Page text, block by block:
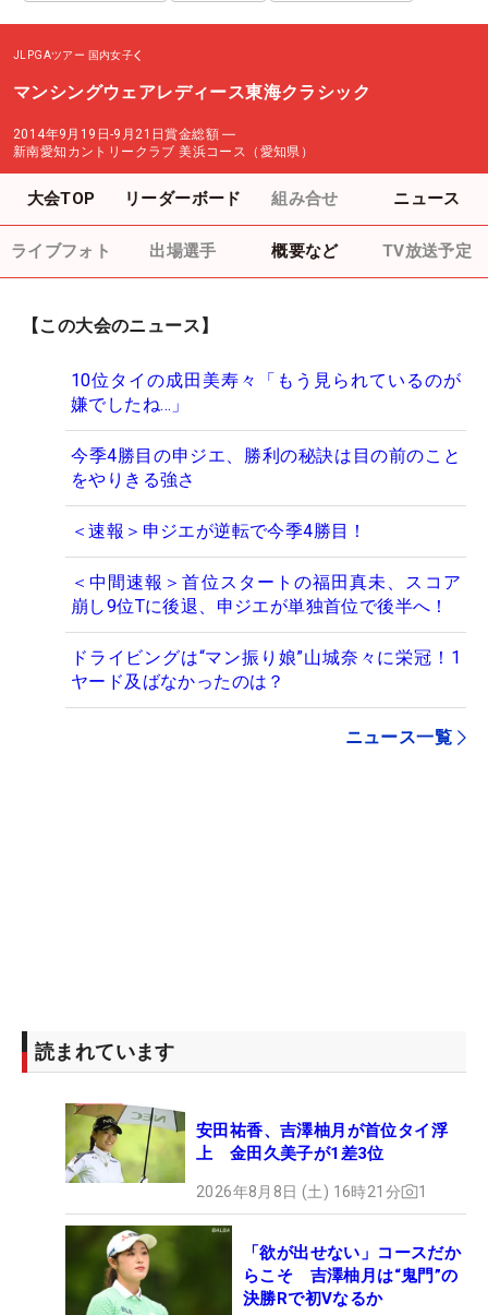
JLPGAツアー 国内女子
マンシングウェアレディース東海クラシック
2014年9月19日-9月21日賞金総額 ―
新南愛知カントリークラブ 美浜コース（愛知県）
大会TOP リーダーボード 組み合せ ニュース
ライブフォト 出場選手 概要など TV放送予定
【この大会のニュース】
10位タイの成田美寿々「もう見られているのが
嫌でしたね…」
今季4勝目の申ジエ、勝利の秘訣は目の前のこと
をやりきる強さ
＜速報＞申ジエが逆転で今季4勝目！
＜中間速報＞首位スタートの福田真未、スコア
崩し9位Tに後退、申ジエが単独首位で後半へ！
ドライビングは“マン振り娘”山城奈々に栄冠！1
ヤード及ばなかったのは？
ニュース一覧
読まれています
安田祐香、吉澤柚月が首位タイ浮
上 金田久美子が1差3位
2026年8月8日 (土) 16時21分 1
「欲が出せない」コースだか
らこそ 吉澤柚月は“鬼門”の
決勝Rで初Vなるか